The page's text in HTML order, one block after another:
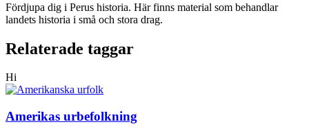
Fördjupa dig i Perus historia. Här finns material som behandlar
landets historia i små och stora drag.
Relaterade taggar
Hi
Amerikas urbefolkning